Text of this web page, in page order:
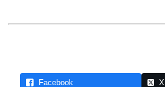
Facebook X